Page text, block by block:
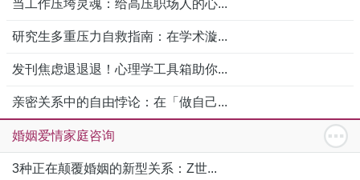
当工作压垮灵魂：给高压职场人的心...
研究生多重压力自救指南：在学术漩...
发刊焦虑退退退！心理学工具箱助你...
亲密关系中的自由悖论：在「做自己...
婚姻爱情家庭咨询
3种正在颠覆婚姻的新型关系：Z世...